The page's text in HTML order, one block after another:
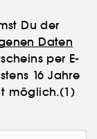
Du der
Daten
per E-
16 Jahre
möglich.(1)